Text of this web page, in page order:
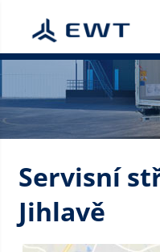
Servisní
Jihlavě